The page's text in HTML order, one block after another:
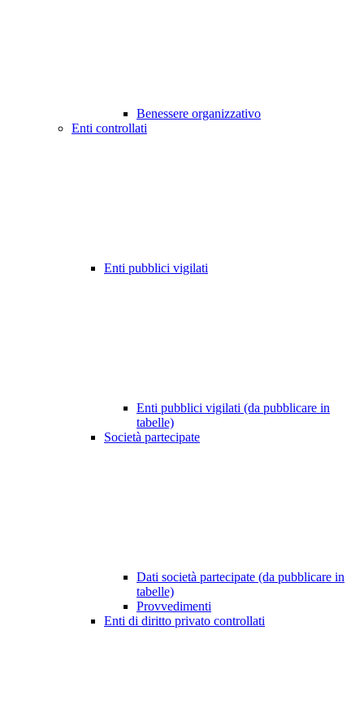
Benessere organizzativo
Enti controllati
Enti pubblici vigilati
Enti pubblici vigilati (da pubblicare in
tabelle)
Società partecipate
Dati società partecipate (da pubblicare in
tabelle)
Provvedimenti
Enti di diritto privato controllati